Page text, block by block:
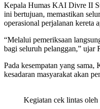
Kepala Humas KAI Divre II
ini bertujuan, memastikan
operasional perjalanan kereta
“Melalui pemeriksaan
bagi seluruh pelanggan,” ujar
Pada kesempatan yang
kesadaran masyarakat akan
Kegiatan cek lintas